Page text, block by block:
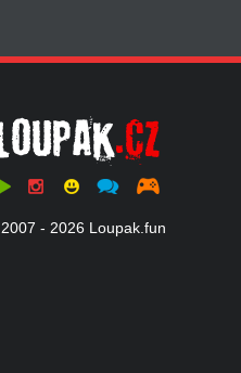
- 2026 Loupak.fun